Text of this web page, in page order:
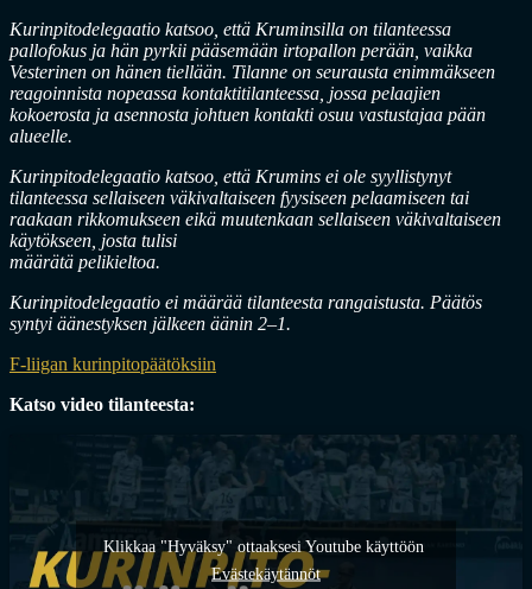
Kurinpitodelegaatio katsoo, että Kruminsilla on tilanteessa
pallofokus ja hän pyrkii pääsemään irtopallon perään, vaikka
Vesterinen on hänen tiellään. Tilanne on seurausta enimmäkseen
reagoinnista nopeassa kontaktitilanteessa, jossa pelaajien
kokoerosta ja asennosta johtuen kontakti osuu vastustajaa pään
alueelle.
Kurinpitodelegaatio katsoo, että Krumins ei ole syyllistynyt
tilanteessa sellaiseen väkivaltaiseen fyysiseen pelaamiseen tai
raakaan rikkomukseen eikä muutenkaan sellaiseen väkivaltaiseen
käytökseen, josta tulisi
määrätä pelikieltoa.
Kurinpitodelegaatio ei määrää tilanteesta rangaistusta. Päätös
syntyi äänestyksen jälkeen äänin 2–1.
F-liigan kurinpitopäätöksiin
Katso video tilanteesta:
Klikkaa "Hyväksy" ottaaksesi Youtube käyttöön
Evästekäytännöt